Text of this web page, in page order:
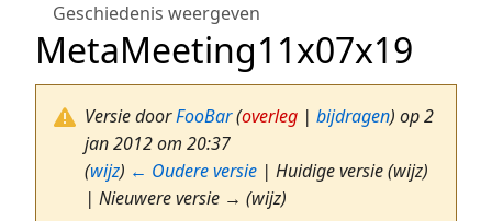
Geschiedenis weergeven
MetaMeeting11x07x19
Versie doorFooBar(overleg | bijdragen) op 2
jan 2012 om 20:37
(wijz) ← Oudere versie | Huidige versie (wijz)
| Nieuwere versie → (wijz)